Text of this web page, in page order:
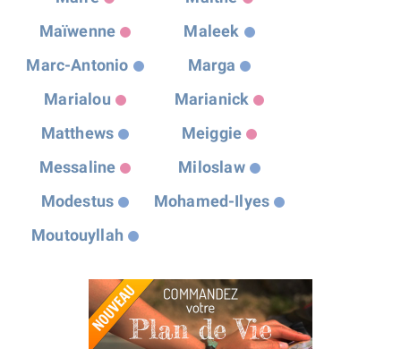
Maïwenne
Maleek
Marc-Antonio
Marga
Marialou
Marianick
Matthews
Meiggie
Messaline
Miloslaw
Modestus
Mohamed-Ilyes
Moutouyllah